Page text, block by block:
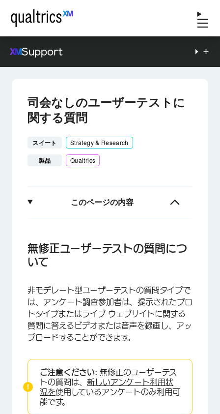
Support
司会なしのユーザーテストに
関する質問
スイート Strategy & Research
製品 Qualtrics
このページの内容
モデレートされていないユーザーテストの質問を
可能にする
回答者のエクスペリエンス
データと分析
トラブルシューティング
無修正ユーザーテストの質問につ
いて
非モデレート型ユーザーテストの質問タイプで
は、アンケート調査参加者は、提示されたプロ
トタイプまたはライブ ウェブサイトに関する
質問に答えるビデオまたは音声を録画し、アッ
プロードすることができます。
ご注意ください: 無修正のユーザーテス
トの質問は、 新しいアンケート利用状
況を使用しているアンケートのみ利用可
能です。